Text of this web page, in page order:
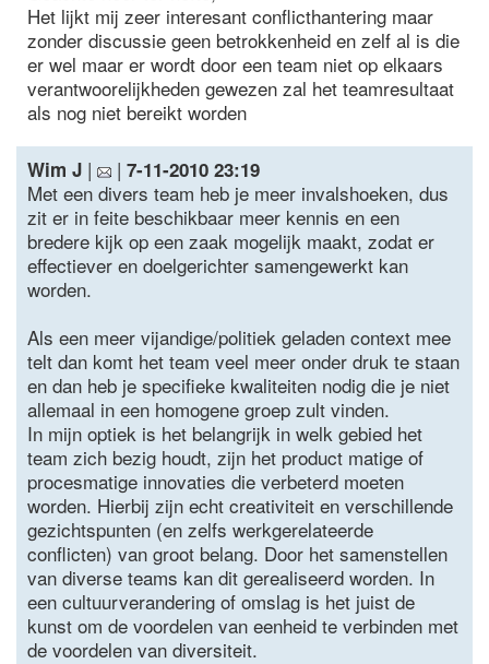
Het lijkt mij zeer interesant conflicthantering maar
zonder discussie geen betrokkenheid en zelf al is die
er wel maar er wordt door een team niet op elkaars
verantwoorelijkheden gewezen zal het teamresultaat
als nog niet bereikt worden
Wim J | | 7-11-2010 23:19
Met een divers team heb je meer invalshoeken, dus
zit er in feite beschikbaar meer kennis en een
bredere kijk op een zaak mogelijk maakt, zodat er
effectiever en doelgerichter samengewerkt kan
worden.
Als een meer vijandige/politiek geladen context mee
telt dan komt het team veel meer onder druk te staan
en dan heb je specifieke kwaliteiten nodig die je niet
allemaal in een homogene groep zult vinden.
In mijn optiek is het belangrijk in welk gebied het
team zich bezig houdt, zijn het product matige of
procesmatige innovaties die verbeterd moeten
worden. Hierbij zijn echt creativiteit en verschillende
gezichtspunten (en zelfs werkgerelateerde
conflicten) van groot belang. Door het samenstellen
van diverse teams kan dit gerealiseerd worden. In
een cultuurverandering of omslag is het juist de
kunst om de voordelen van eenheid te verbinden met
de voordelen van diversiteit.